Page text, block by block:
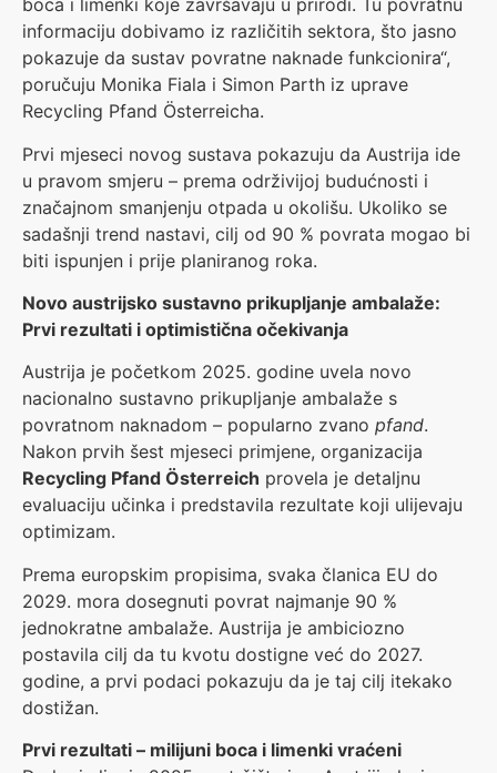
boca i limenki koje završavaju u prirodi. Tu povratnu
informaciju dobivamo iz različitih sektora, što jasno
pokazuje da sustav povratne naknade funkcionira“,
poručuju Monika Fiala i Simon Parth iz uprave
Recycling Pfand Österreicha.
Prvi mjeseci novog sustava pokazuju da Austrija ide
u pravom smjeru – prema održivijoj budućnosti i
značajnom smanjenju otpada u okolišu. Ukoliko se
sadašnji trend nastavi, cilj od 90 % povrata mogao bi
biti ispunjen i prije planiranog roka.
Novo austrijsko sustavno prikupljanje ambalaže:
Prvi rezultati i optimistična očekivanja
Austrija je početkom 2025. godine uvela novo
nacionalno sustavno prikupljanje ambalaže s
povratnom naknadom – popularno zvano pfand.
Nakon prvih šest mjeseci primjene, organizacija
Recycling Pfand Österreich provela je detaljnu
evaluaciju učinka i predstavila rezultate koji ulijevaju
optimizam.
Prema europskim propisima, svaka članica EU do
2029. mora dosegnuti povrat najmanje 90 %
jednokratne ambalaže. Austrija je ambiciozno
postavila cilj da tu kvotu dostigne već do 2027.
godine, a prvi podaci pokazuju da je taj cilj itekako
dostižan.
Prvi rezultati – milijuni boca i limenki vraćeni